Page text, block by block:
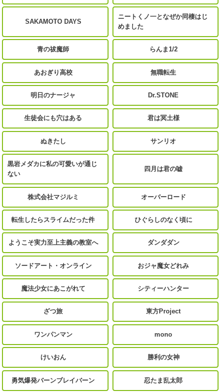
SAKAMOTO DAYS
ニートくノ一となぜか同棲はじ
めました
青の祓魔師 らんま1/2
あおぎり高校 無職転生
明日のナージャ Dr.STONE
生徒会にも穴はある 君は冥土様
ぬきたし サンリオ
黒岩メダカに私の可愛いが通じ
ない
四月は君の嘘
株式会社マジルミ オーバーロード
転生したらスライムだった件 ひぐらしのなく頃に
ようこそ実力至上主義の教室へ ダンダダン
ソードアート・オンライン おジャ魔女どれみ
魔法少女にあこがれて シティーハンター
ざつ旅 東方Project
ワンパンマン mono
けいおん 勝利の女神
勇気爆発バーンブレイバーン 忍たま乱太郎